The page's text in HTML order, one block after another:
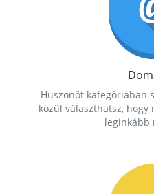
Huszonöt kategóriában
közül választhatsz,
leginkább